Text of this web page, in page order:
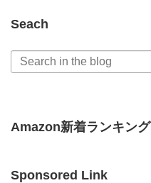
Seach
Amazon新着ランキング
Sponsored Link